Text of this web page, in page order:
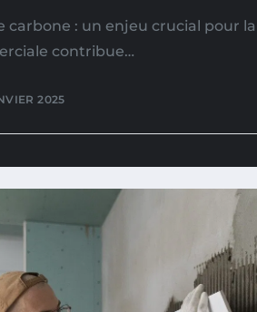
carbone : un enjeu crucial pour
contribue…
2025